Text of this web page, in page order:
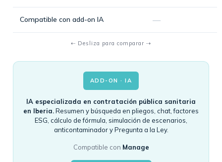
Compatible con add-on IA —
ADD-ON · IA
IA especializada en contratación pública sanitaria
en Iberia.Resumen y búsqueda en pliegos, chat, factores
ESG, cálculo de fórmula, simulación de escenarios,
anticontaminador y Pregunta a la Ley.
Compatible con Manage